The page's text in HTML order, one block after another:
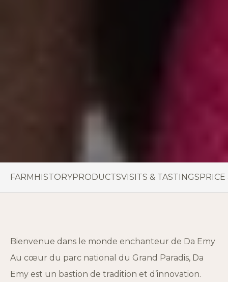
FARM HISTORYPRODUCTSVISITS & TASTINGS PRICE
Bienvenue dans le monde enchanteur de Da Emy
Au cœur du parc national du Grand Paradis, Da
Emy est un bastion de tradition et d’innovation.